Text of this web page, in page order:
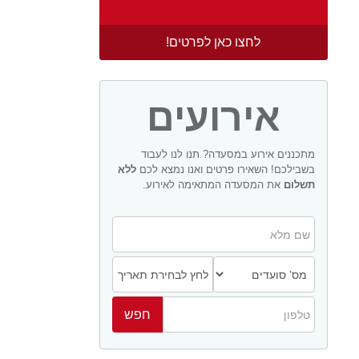
לחצו כאן לפרטים!
אירועים
מתכננים אירוע במסעדה? תנו לנו לעבוד
בשבילכם! השאירו פרטים ואנו נמצא לכם ללא
תשלום את המסעדה המתאימה לאירוע.